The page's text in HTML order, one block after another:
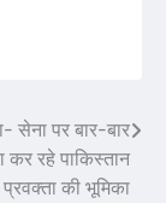
सेना पर बार-बार
कर रहे पाकिस्तान
की भूमिका